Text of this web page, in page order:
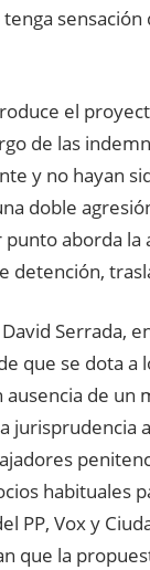
el
de las
y no hayan
doble
aborda
detención,
Serrada,
que se dota
de
habituales
PP, Vox y
que la